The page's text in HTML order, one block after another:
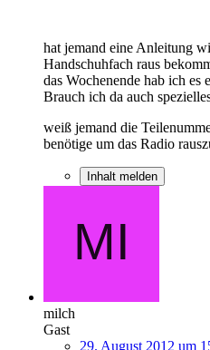
hat jemand eine Anleitung
Handschuhfach raus
das Wochenende hab ich es
Brauch ich da auch
weiß jemand die
benötige um das Radio
Inhalt melden
milch
Gast
29. August 2012 um